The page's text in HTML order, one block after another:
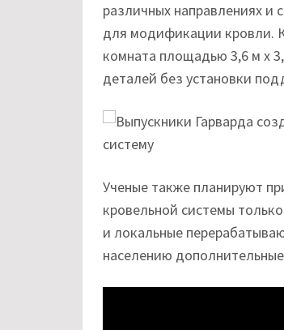
различных направлениях и
для модификации кровли.
комната площадью 3,6 м х
деталей без установки
Ученые также планируют
кровельной системы
и локальные
населению